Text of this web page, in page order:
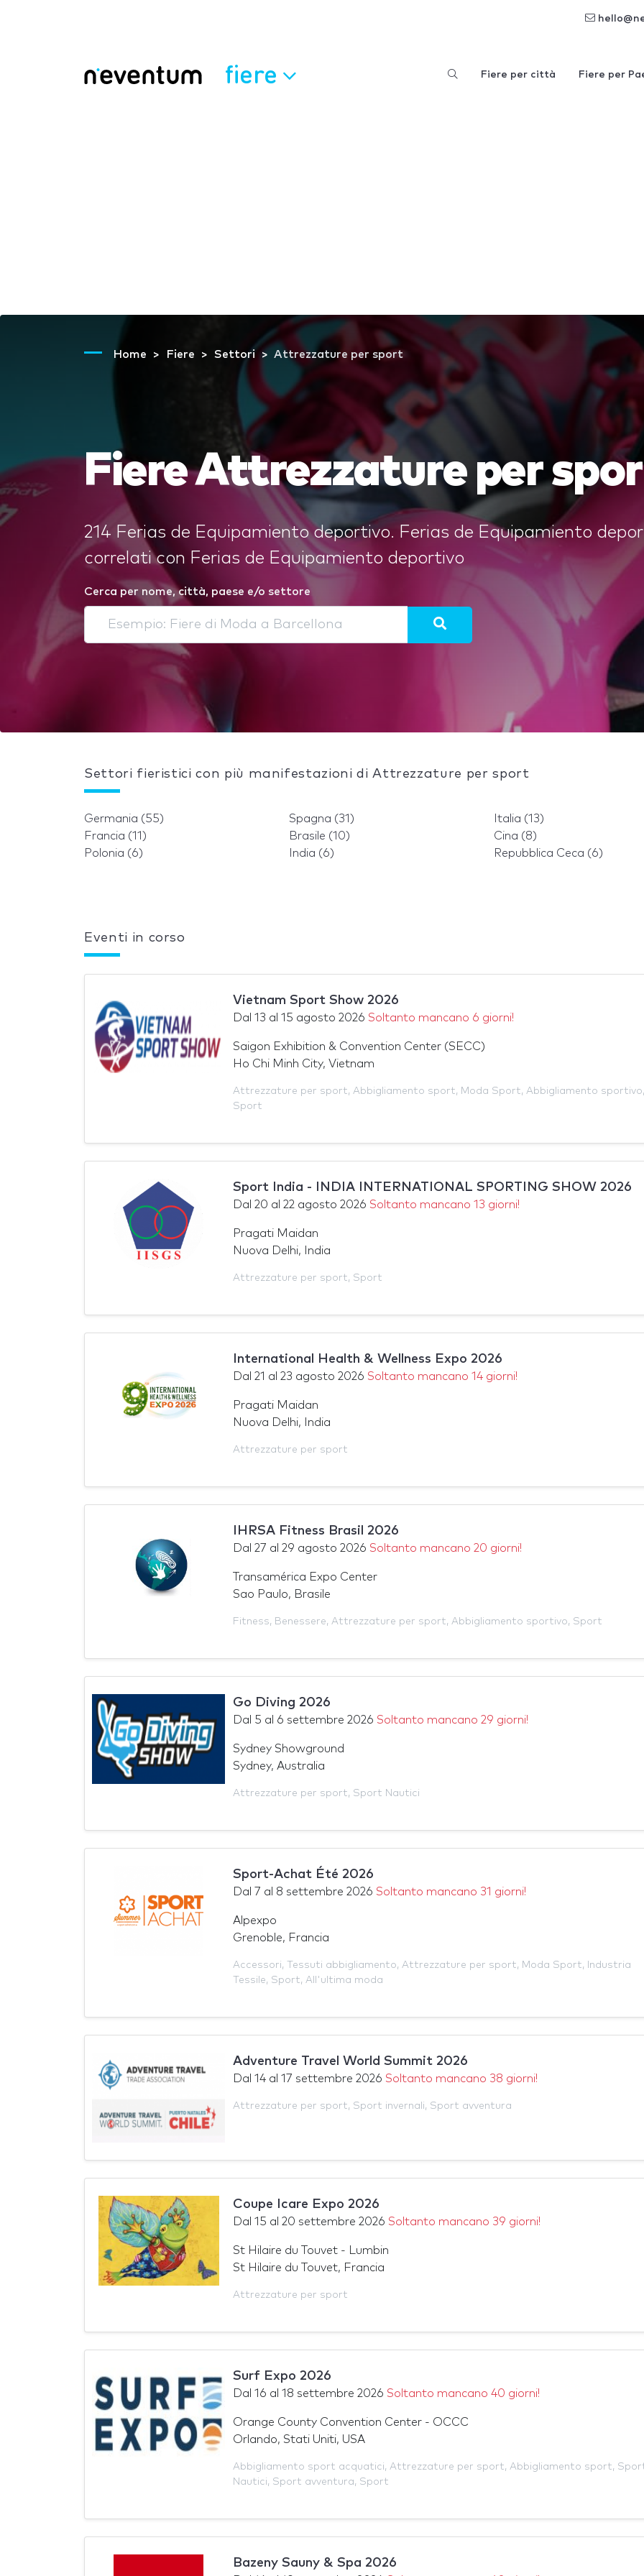
fiere Fiere per città Fiere per
Home Fiere Settori Attrezzature per sport
Fiere Attrezzature per
214 Ferias de Equipamiento deportivo. Ferias de Equipamiento
correlati con Ferias de Equipamiento deportivo
Cerca per nome, città, paese e/o settore
Settori fieristici con più manifestazioni di Attrezzature per sport
Germania (55) Spagna (31)
Italia (13)
Francia (11)
Brasile (10)
Cina (8)
Polonia (6)
India (6) Repubblica Ceca (6)
Eventi in corso
Vietnam Sport Show 2026
Dal 13 al 15 agosto 2026 Soltanto mancano 6 giorni!
Saigon Exhibition & Convention Center (SECC)
Ho Chi Minh City, Vietnam
Attrezzature per sport, Abbigliamento sport, Moda Sport, Abbigliamento sportivo,
Sport
Sport India - INDIA INTERNATIONAL SPORTING SHOW 2026
Dal 20 al 22 agosto 2026 Soltanto mancano 13 giorni!
Pragati Maidan
Nuova Delhi, India
Attrezzature per sport, Sport
International Health & Wellness Expo 2026
Dal 21 al 23 agosto 2026 Soltanto mancano 14 giorni!
Pragati Maidan
Nuova Delhi, India
Attrezzature per sport
IHRSA Fitness Brasil 2026
Dal 27 al 29 agosto 2026 Soltanto mancano 20 giorni!
Transamérica Expo Center
Sao Paulo, Brasile
Fitness, Benessere, Attrezzature per sport, Abbigliamento sportivo, Sport
Go Diving 2026
Dal 5 al 6 settembre 2026 Soltanto mancano 29 giorni!
Sydney Showground
Sydney, Australia
Attrezzature per sport, Sport Nautici
Sport-Achat Été 2026
Dal 7 al 8 settembre 2026 Soltanto mancano 31 giorni!
Alpexpo
Grenoble, Francia
Accessori, Tessuti abbigliamento, Attrezzature per sport, Moda Sport,
Industria
Tessile, Sport, All'ultima moda
Adventure Travel World Summit 2026
Dal 14al 17 settembre 2026 Soltanto mancano 38 giorni!
Attrezzature per sport, Sport invernali, Sport avventura
Coupe Icare Expo 2026
Dal 15 al 20 settembre 2026 Soltanto mancano 39 giorni!
St Hilaire du Touvet - Lumbin
St Hilaire du Touvet, Francia
Attrezzature per sport
Surf Expo 2026
Dal 16 al 18 settembre 2026 Soltanto mancano 40 giorni!
Orange County Convention Center - OCCC
Orlando, Stati Uniti, USA
Abbigliamento sport acquatici, Attrezzature per sport, Abbigliamento sport,
Nautici, Sport avventura, Sport
Bazeny Sauny & Spa 2026